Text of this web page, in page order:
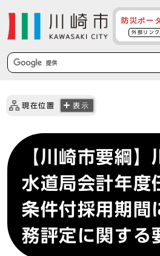
防災ポー
外部リンク
現在位置 表示
【川崎市要綱】
水道局会計年度
条件付採用期間
務評定に関する